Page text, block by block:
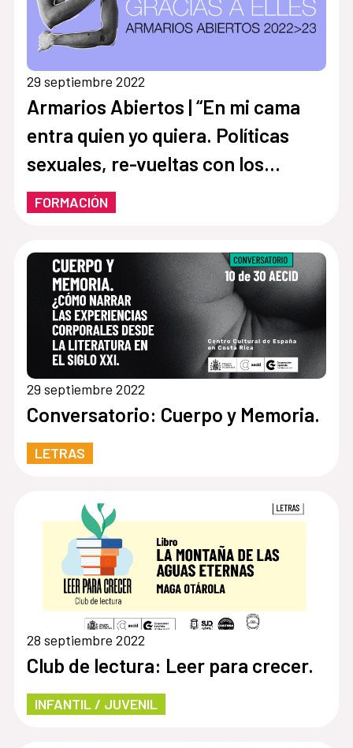
29 septiembre 2022
Armarios Abiertos | “En mi cama
entra quien yo quiera. Políticas
sexuales, re-vueltas con los
cuirpos, el sexo y el deseo»
FORMACIÓN
29 septiembre 2022
Conversatorio: Cuerpo y Memoria.
LETRAS
28 septiembre 2022
Club de lectura: Leer para crecer.
INFANTIL / JUVENIL